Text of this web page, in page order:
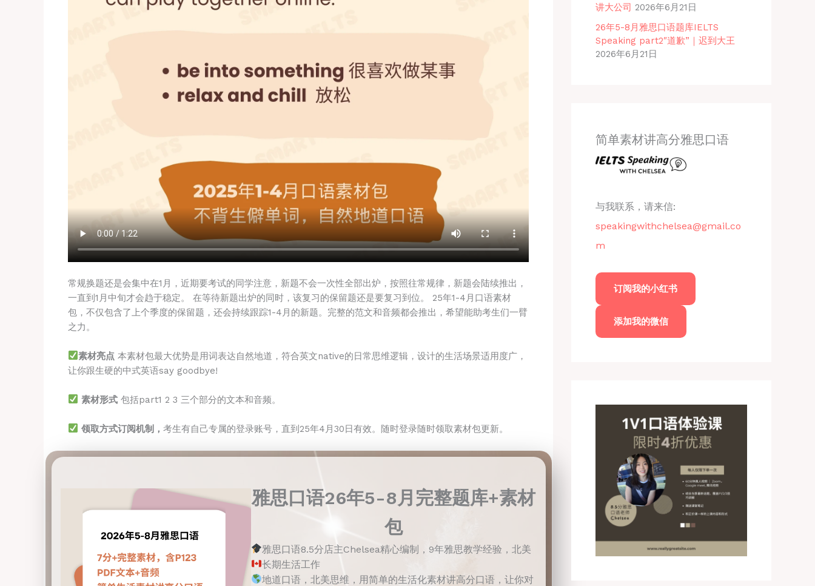
常规换题还是会集中在1月，近期要考试的同学注意，新题不会一次性全部出炉，按照往常规律，新题会陆续推出，
一直到1月中旬才会趋于稳定。 在等待新题出炉的同时，该复习的保留题还是要复习到位。 25年1-4月口语素材
包，不仅包含了上个季度的保留题，还会持续跟踪1-4月的新题。完整的范文和音频都会推出，希望能助考生们一臂
之力。
素材亮点本素材包最大优势是用词表达自然地道，符合英文native的日常思维逻辑，设计的生活场景适用度广，
让你跟生硬的中式英语say goodbye!
素材形式 包括part1 2 3 三个部分的文本和音频。
领取方式订阅机制，考生有自己专属的登录账号，直到25年4月30日有效。随时登录随时领取素材包更新。
雅思口语26年5-8月完整题库+素材
包
雅思口语8.5分店主Chelsea精心编制，9年雅思教学经验，北美
长期生活工作
地道口语，北美思维，用简单的生活化素材讲高分口语，让你对
讲大公司 2026年6月21日
26年5-8月雅思口语题库IELTS
Speaking part2″道歉”｜迟到大王
2026年6月21日
简单素材讲高分雅思口语
与我联系，请来信:
speakingwithchelsea@gmail.co
m
订阅我的小红书
添加我的微信